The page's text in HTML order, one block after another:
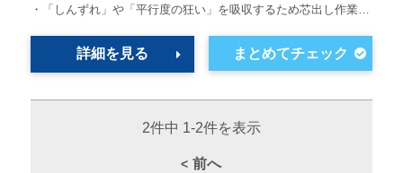
・「しんずれ」や「平行度の狂い」を吸収するため芯出し作業…
詳細を見る
2件中 1-2件を表示
前へ